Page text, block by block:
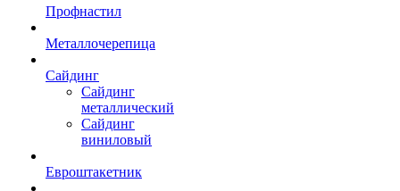
Профнастил
Металлочерепица
Сайдинг
Сайдинг
металлический
Сайдинг
виниловый
Евроштакетник